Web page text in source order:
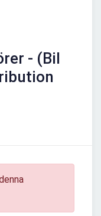
- (Bil